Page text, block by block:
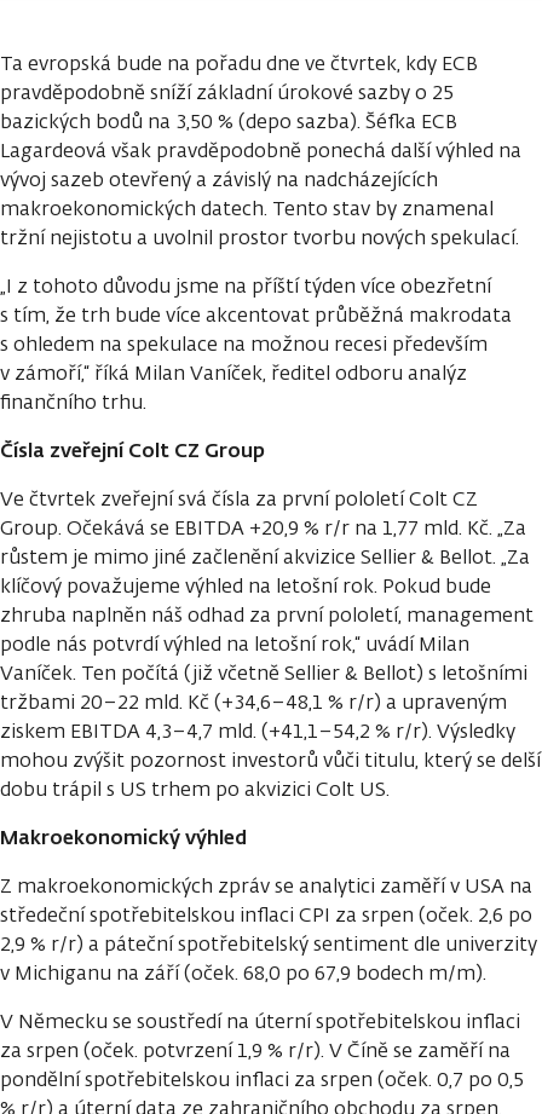
Ta evropská bude na pořadu dne ve čtvrtek, kdy ECB
pravděpodobně sníží základní úrokové sazby o 25
bazických bodů na 3,50 % (depo sazba). Šéfka ECB
Lagardeová však pravděpodobně ponechá další výhled na
vývoj sazeb otevřený a závislý na nadcházejících
makroekonomických datech. Tento stav by znamenal
tržní nejistotu a uvolnil prostor tvorbu nových spekulací.
„I z tohoto důvodu jsme na příští týden více obezřetní
s tím, že trh bude více akcentovat průběžná makrodata
s ohledem na spekulace na možnou recesi především
v zámoří,“ říká Milan Vaníček, ředitel odboru analýz
finančního trhu.
Čísla zveřejní Colt CZ Group
Ve čtvrtek zveřejní svá čísla za první pololetí Colt CZ
Group. Očekává se EBITDA +20,9 % r/r na 1,77 mld. Kč. „Za
růstem je mimo jiné začlenění akvizice Sellier & Bellot. „Za
klíčový považujeme výhled na letošní rok. Pokud bude
zhruba naplněn náš odhad za první pololetí, management
podle nás potvrdí výhled na letošní rok,“ uvádí Milan
Vaníček. Ten počítá (již včetně Sellier & Bellot) s letošními
tržbami 20–22 mld. Kč (+34,6–48,1 % r/r) a upraveným
ziskem EBITDA 4,3–4,7 mld. (+41,1–54,2 % r/r). Výsledky
mohou zvýšit pozornost investorů vůči titulu, který se delší
dobu trápil s US trhem po akvizici Colt US.
Makroekonomický výhled
Z makroekonomických zpráv se analytici zaměří v USA na
středeční spotřebitelskou inflaci CPI za srpen (oček. 2,6 po
2,9 % r/r) a páteční spotřebitelský sentiment dle univerzity
v Michiganu na září (oček. 68,0 po 67,9 bodech m/m).
V Německu se soustředí na úterní spotřebitelskou inflaci
za srpen (oček. potvrzení 1,9 % r/r). V Číně se zaměří na
pondělní spotřebitelskou inflaci za srpen (oček. 0,7 po 0,5
% r/r) a úterní data ze zahraničního obchodu za srpen.